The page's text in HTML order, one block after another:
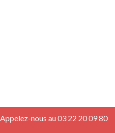
Appelez-nous au 03 22 20 09 80